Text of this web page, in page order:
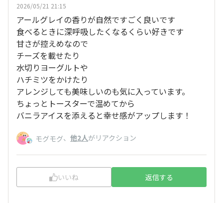
2026/05/21 21:15
アールグレイの香りが自然ですごく良いです
食べるときに深呼吸したくなるくらい好きです
甘さが控えめなので
チーズを載せたり
水切りヨーグルトや
ハチミツをかけたり
アレンジしても美味しいのも気に入っています。
ちょっとトースターで温めてから
バニラアイスを添えると幸せ感がアップします！
モグモグ、 他2人がリアクション
いいね 返信する